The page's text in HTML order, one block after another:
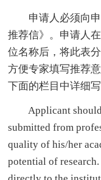
申请人必须向申
推荐信》。申请人
位名称后，将此表
方便专家填写推荐
下面的栏目中详细
Applicant should
submitted from
quality of his/her
potential of research.